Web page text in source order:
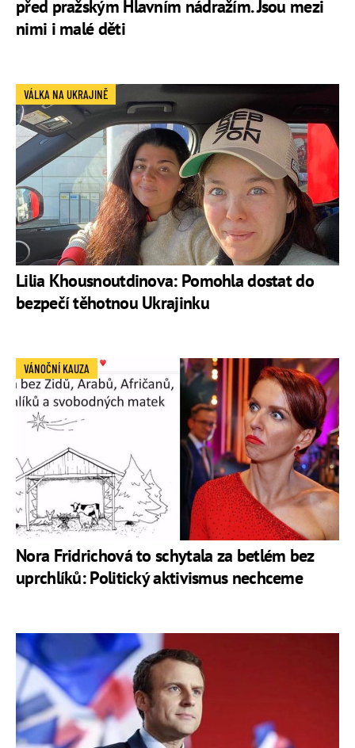
před pražským Hlavním nádražím. Jsou mezi
nimi i malé děti
Lilia Khousnoutdinova: Pomohla dostat do
bezpečí těhotnou Ukrajinku
VÁLKA NA UKRAJINĚ
Nora Fridrichová to schytala za betlém bez
uprchlíků: Politický aktivismus nechceme
VÁNOČNÍ KAUZA